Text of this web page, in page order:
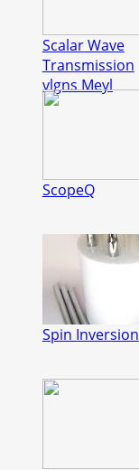
Scalar Wave
Transmission
vlgns Meyl
ScopeQ
Spin Inversion